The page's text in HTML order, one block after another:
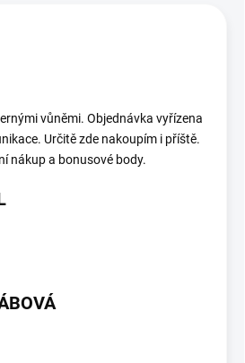
vůněmi. Objednávka vyřízena
Určitě zde nakoupím i příště.
nákup a bonusové body.